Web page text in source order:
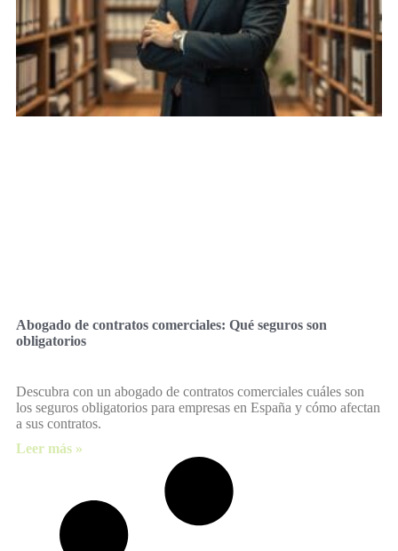
Abogado de contratos comerciales: Qué seguros son
obligatorios
Descubra con un abogado de contratos comerciales cuáles son
los seguros obligatorios para empresas en España y cómo afectan
a sus contratos.
Leer más »